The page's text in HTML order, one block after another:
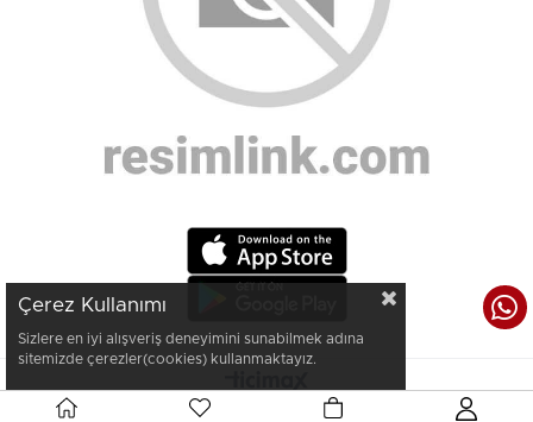
Çerez Kullanımı
Sizlere en iyi alışveriş deneyimini sunabilmek adına
sitemizde çerezler(cookies) kullanmaktayız.